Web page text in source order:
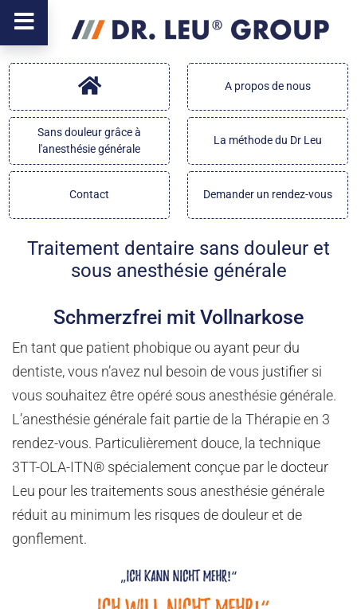
A propos de nous
Sans douleur grâce à
l'anesthésie générale
La méthode du Dr Leu
Contact Demander un rendez-vous
Traitement dentaire sans douleur et
sous anesthésie générale
Schmerzfrei mit Vollnarkose
En tant que patient phobique ou ayant peur du
dentiste, vous n’avez nul besoin de vous justifier si
vous souhaitez être opéré sous anesthésie générale.
L’anesthésie générale fait partie de la Thérapie en 3
rendez-vous. Particulièrement douce, la technique
3TT-OLA-ITN® spécialement conçue par le docteur
Leu pour les traitements sous anesthésie générale
réduit au minimum les risques de douleur et de
gonflement.